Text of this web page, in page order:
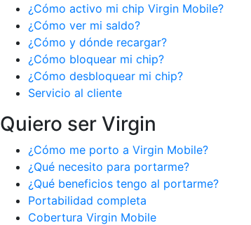
¿Cómo activo mi chip Virgin Mobile?
¿Cómo ver mi saldo?
¿Cómo y dónde recargar?
¿Cómo bloquear mi chip?
¿Cómo desbloquear mi chip?
Servicio al cliente
Quiero ser Virgin
¿Cómo me porto a Virgin Mobile?
¿Qué necesito para portarme?
¿Qué beneficios tengo al portarme?
Portabilidad completa
Cobertura Virgin Mobile